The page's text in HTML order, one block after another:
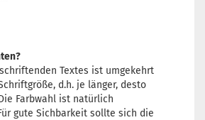
Textes ist umgekehrt
d.h. je länger, desto
Farbwahl ist natürlich
gute Sichbarkeit sollte sich die